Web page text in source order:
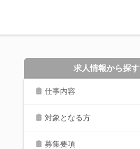
求人情報から探す
仕事内容
対象となる方
募集要項